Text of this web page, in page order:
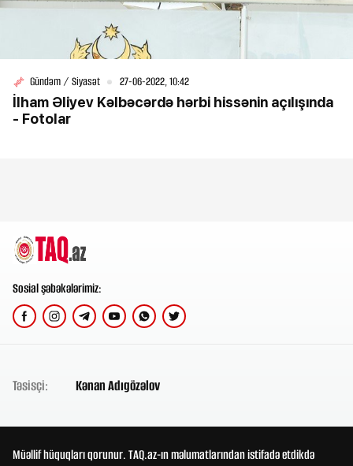
Gündəm / Siyasət 27-06-2022, 10:42
İlham Əliyev Kəlbəcərdə hərbi hissənin açılışında
- Fotolar
Sosial şəbəkələrimiz:
Təsisçi: Kənan Adıgözəlov
Müəllif hüquqları qorunur. TAQ.az-ın məlumatlarından istifadə etdikdə